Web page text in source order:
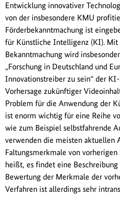
Entwicklung innovativer
von der insbesondere KMU
Förderbekanntmachung ist
für Künstliche Intelligenz (KI). Mit
Bekanntmachung wird
„Forschung in Deutschland und
Innovationstreiber zu sein“ der
Vorhersage zukünftiger
Problem für die Anwendung der
ist enorm wichtig für eine Reihe
wie zum Beispiel selbstfahrende
verwenden die meisten aktuellen
Faltungsmerkmale von vorherigen
heißt, es findet eine
Bewertung der Merkmale der
Verfahren ist allerdings sehr